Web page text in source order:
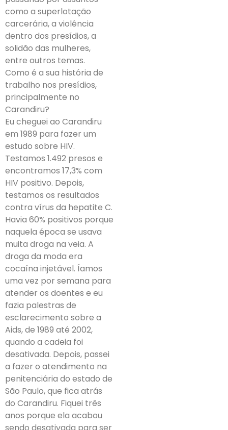
como a superlotação
carcerária, a violência
dentro dos presídios, a
solidão das mulheres,
entre outros temas.
Como é a sua história de
trabalho nos presídios,
principalmente no
Carandiru?
Eu cheguei ao Carandiru
em 1989 para fazer um
estudo sobre HIV.
Testamos 1.492 presos e
encontramos 17,3% com
HIV positivo. Depois,
testamos os resultados
contra vírus da hepatite C.
Havia 60% positivos porque
naquela época se usava
muita droga na veia. A
droga da moda era
cocaína injetável. Íamos
uma vez por semana para
atender os doentes e eu
fazia palestras de
esclarecimento sobre a
Aids, de 1989 até 2002,
quando a cadeia foi
desativada. Depois, passei
a fazer o atendimento na
penitenciária do estado de
São Paulo, que fica atrás
do Carandiru. Fiquei três
anos porque ela acabou
sendo desativada para ser